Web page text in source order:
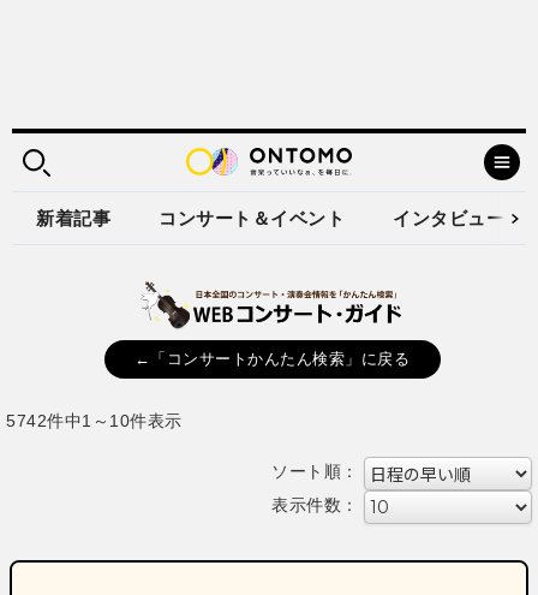
新着記事 コンサート＆イベント インタビュー
←「コンサートかんたん検索」に戻る
5742件中1～10件表示
ソート順：
表示件数：